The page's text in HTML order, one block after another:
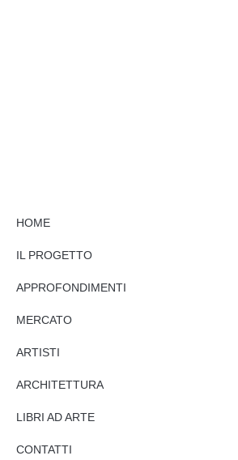
HOME
IL PROGETTO
APPROFONDIMENTI
MERCATO
ARTISTI
ARCHITETTURA
LIBRI AD ARTE
CONTATTI